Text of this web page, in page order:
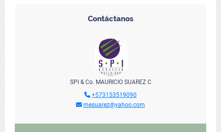
Contáctanos
SPI & Co. MAURICIO SUAREZ C
+573153519090
mesuarez@yahoo.com